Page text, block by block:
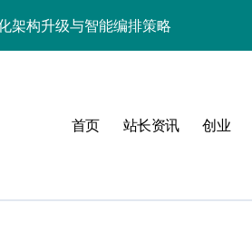
架构升级与智能编排策略
器部署与编排架构实践解密]
环境
新范式
业增长
首页 站长资讯 创业